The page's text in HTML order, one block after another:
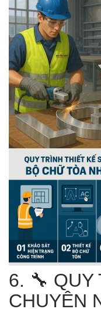
6. 🔧 QUY
CHUYÊN